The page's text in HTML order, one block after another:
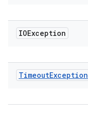
IOException
TimeoutException